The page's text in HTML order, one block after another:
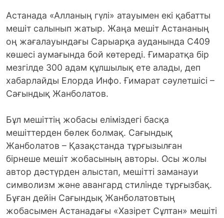
Астанада «Алланың гүлі» атауымен екі қабатты
мешіт салынып жатыр. Жаңа мешіт Астананың
оң жағалауындағы Сарыарқа ауданында С409
көшесі аумағында бой көтереді. Ғимаратқа бір
мезгілде 300 адам құлшылық ете алады, деп
хабарлайды Елорда Инфо. Ғимарат сәулетшісі –
Сағындық Жанболатов.
Бұл мешіттің жобасы еліміздегі басқа
мешіттерден бөлек болмақ. Сағындық
Жанболатов – Қазақстанда тұрғызылған
бірнеше мешіт жобасының авторы. Осы жолы
автор дәстүрден алыстап, мешітті заманауи
символизм және авангард стилінде тұрғызбақ.
Бұған дейін Сағындық Жанболатовтың
жобасымен Астанадағы «Хазірет Сұлтан» мешіті